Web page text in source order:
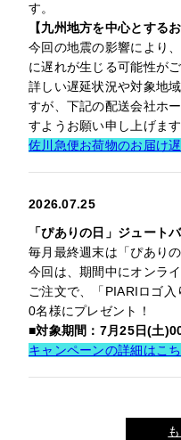
す。
【九州地方を中心とする
今回の地震の影響により
に遅れが生じる可能性がご
詳しい遅延状況や対象地
すが、下記の配送会社ホ
すようお願い申し上げます
佐川急便お荷物のお届け
2026.07.25
「ぴありの日」ジュート
毎月最終週末は「ぴありの
今回は、期間中にオンラ
ご注文で、「PIARIロゴ
0名様にプレゼント！
■対象期間：7月25日(土
キャンペーンの詳細はこ